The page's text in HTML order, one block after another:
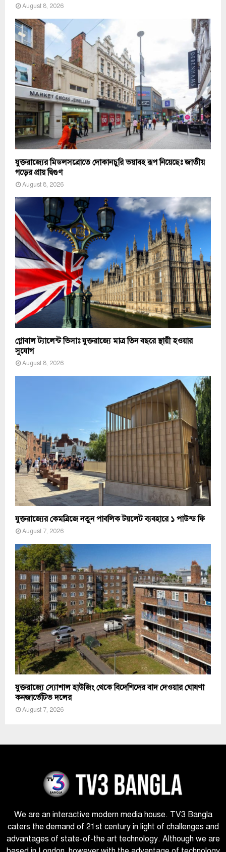
August 8, 2026
যুক্তরাজ্যের মিডলসব্রোতে দোকানচুরি ভয়াবহ রূপ নিয়েছেঃ জাতীয়
গড়ের প্রায় দ্বিগুণ
August 8, 2026
গ্লোবাল ট্যালেন্ট ভিসাঃ যুক্তরাজ্যে মাত্র তিন বছরে স্থায়ী হওয়ার
সুযোগ
August 8, 2026
যুক্তরাজ্যের কেমব্রিজে নতুন পাবলিক টয়লেট ব্যবহারে ১ পাউন্ড ফি
August 7, 2026
যুক্তরাজ্যে স্যোশাল হাউজিং থেকে বিদেশিদের বাদ দেওয়ার ঘোষণা
কনজার্ভেটিভ দলের
August 7, 2026
We are an interactive modern media house. TV3 Bangla
caters the demand of 21st century in light of challenges and
advantages of state-of-the art technology. Although we are